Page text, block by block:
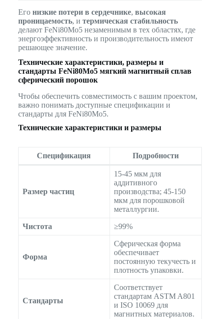
Его низкие потери в сердечнике, высокая
проницаемость, и термическая стабильность
делают FeNi80Mo5 незаменимым в тех областях, где
энергоэффективность и производительность имеют
решающее значение.
Технические характеристики, размеры и
стандарты FeNi80Mo5 мягкий магнитный сплав
сферический порошок
Чтобы обеспечить совместимость с вашим проектом,
важно понимать доступные спецификации и
стандарты для FeNi80Mo5.
Технические характеристики и размеры
Спецификация Подробности
Размер частиц
15-45 мкм для
аддитивного
производства; 45-150
мкм для порошковой
металлургии.
Чистота ≥99%
Форма
Сферическая форма
обеспечивает
постоянную текучесть и
плотность упаковки.
Стандарты
Соответствует
стандартам ASTM A801
и ISO 10069 для
магнитных материалов.